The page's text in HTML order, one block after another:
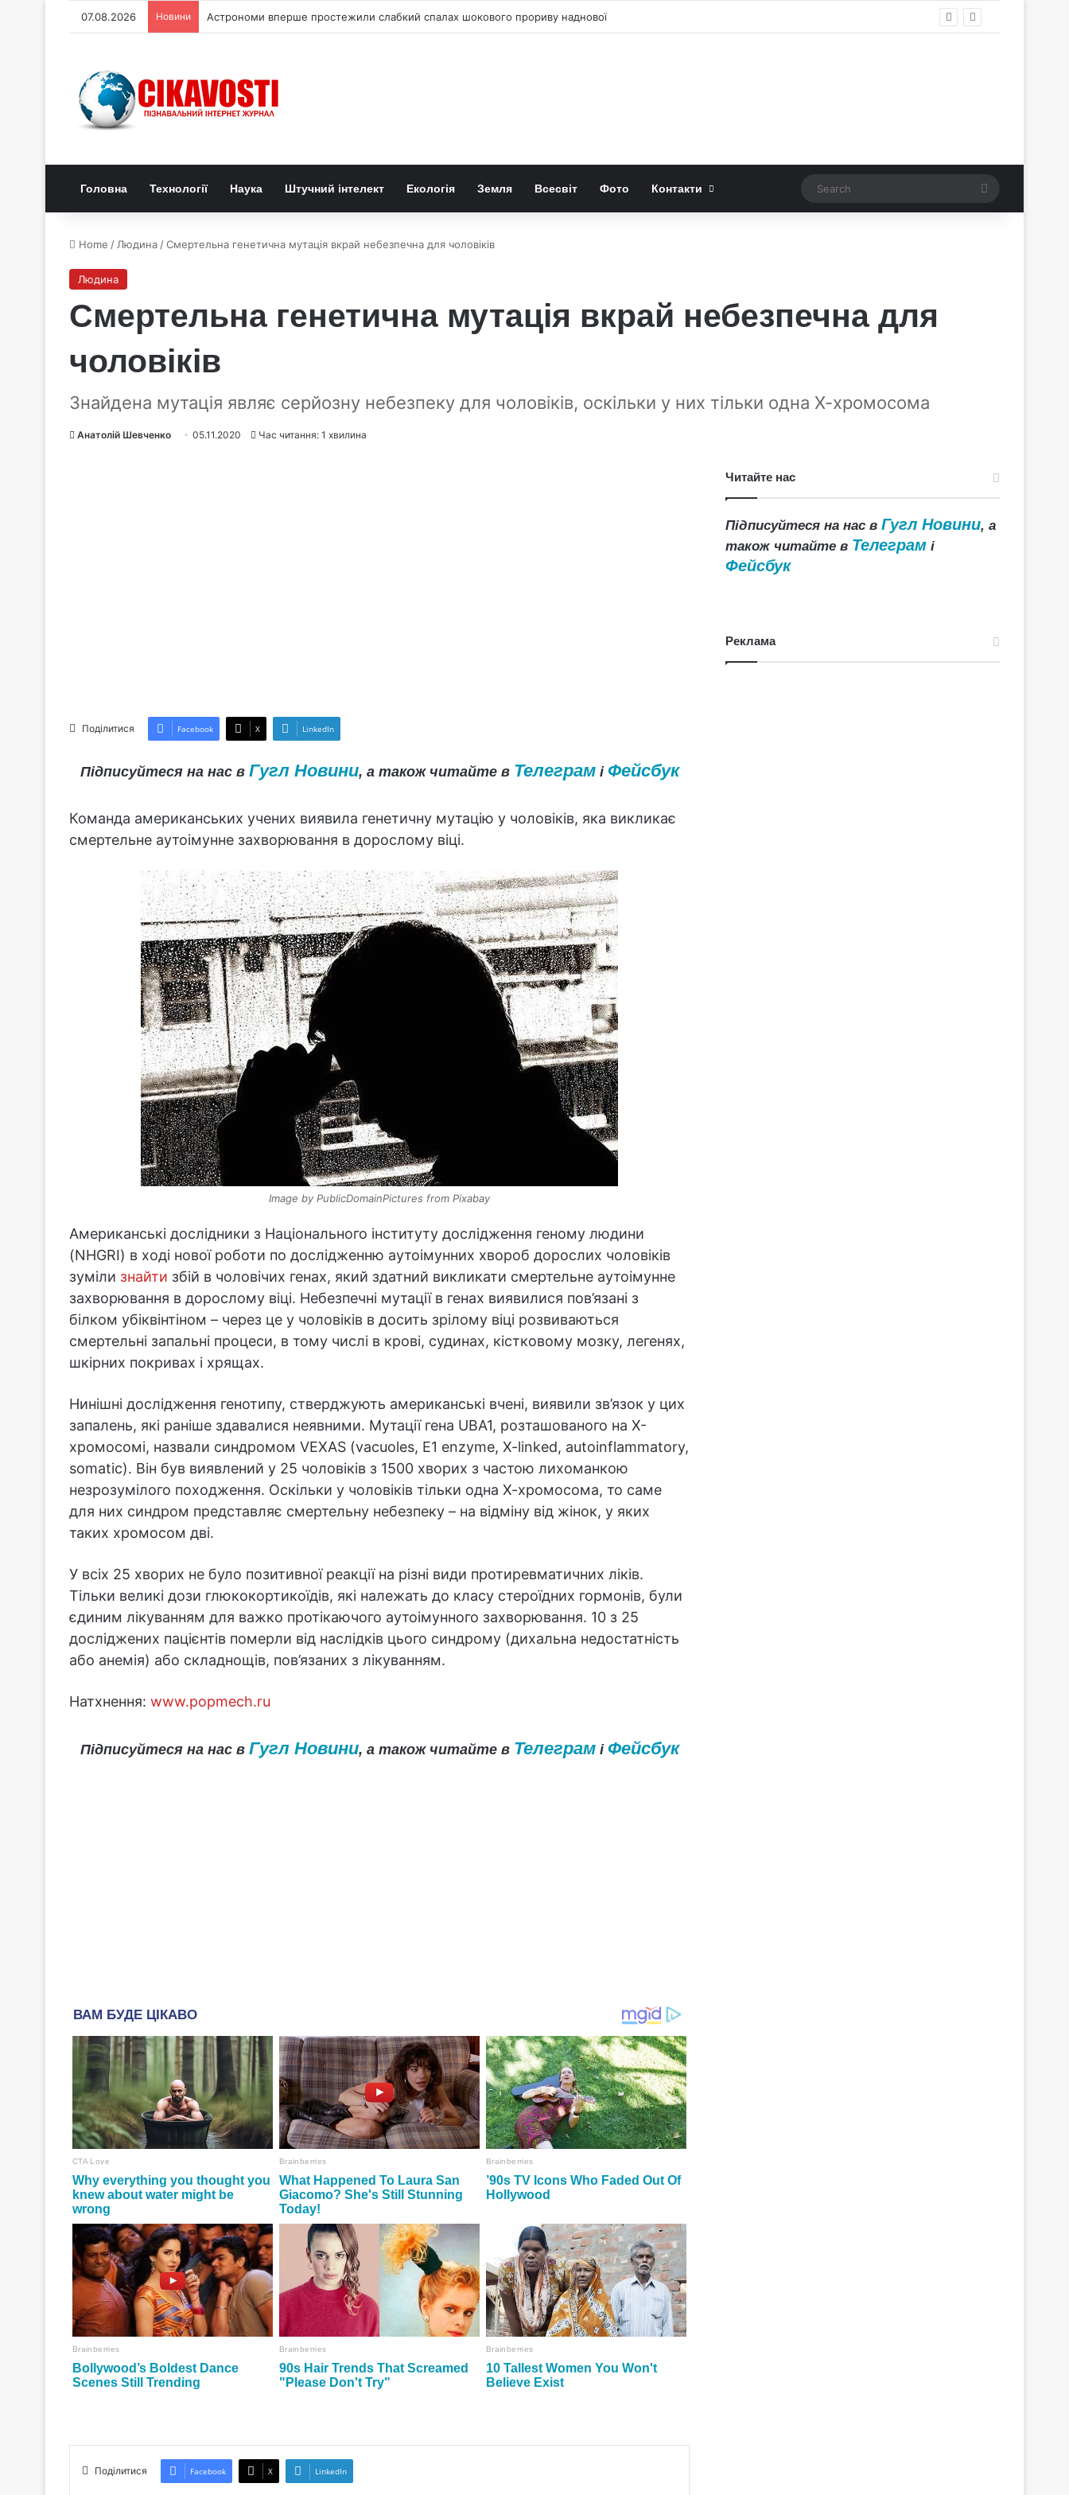
07.08.2026 Новини Астрономи вперше простежили слабкий спалах шокового прориву наднової
Головна Технології Наука Штучний інтелект Екологія Земля Всесвіт Фото Контакти Search
Home / Людина /Смертельна генетична мутація вкрай небезпечна для чоловіків
Людина
Смертельна генетична мутація вкрай небезпечна для
чоловіків
Знайдена мутація являє серйозну небезпеку для чоловіків, оскільки у них тільки одна Х-хромосома
Анатолій Шевченко 05.11.2020 Час читання: 1 хвилина
Поділитися Facebook X LinkedIn
Підписуйтеся на нас в Гугл Новини, а також читайте в Телеграмі Фейсбук
Команда американських учених виявила генетичну мутацію у чоловіків, яка викликає
смертельне аутоімунне захворювання в дорослому віці.
Image by PublicDomainPictures from Pixabay
Американські дослідники з Національного інституту дослідження геному людини
(NHGRI) в ході нової роботи по дослідженню аутоімунних хвороб дорослих чоловіків
зуміли знайти збій в чоловічих генах, який здатний викликати смертельне аутоімунне
захворювання в дорослому віці. Небезпечні мутації в генах виявилися пов’язані з
білком убіквінтіном – через це у чоловіків в досить зрілому віці розвиваються
смертельні запальні процеси, в тому числі в крові, судинах, кістковому мозку, легенях,
шкірних покривах і хрящах.
Нинішні дослідження генотипу, стверджують американські вчені, виявили зв’язок у цих
запалень, які раніше здавалися неявними. Мутації гена UBA1, розташованого на Х-
хромосомі, назвали синдромом VEXAS (vacuoles, E1 enzyme, X-linked, autoinflammatory,
somatic). Він був виявлений у 25 чоловіків з 1500 хворих з частою лихоманкою
незрозумілого походження. Оскільки у чоловіків тільки одна Х-хромосома, то саме
для них синдром представляє смертельну небезпеку – на відміну від жінок, у яких
таких хромосом дві.
У всіх 25 хворих не було позитивної реакції на різні види протиревматичних ліків.
Тільки великі дози глюкокортикоїдів, які належать до класу стероїдних гормонів, були
єдиним лікуванням для важко протікаючого аутоімунного захворювання. 10 з 25
досліджених пацієнтів померли від наслідків цього синдрому (дихальна недостатність
або анемія) або складнощів, пов’язаних з лікуванням.
Натхнення: www.popmech.ru
Підписуйтеся на нас в Гугл Новини, а також читайте в Телеграмі Фейсбук
Поділитися Facebook X LinkedIn
Читайте нас
Підписуйтеся на нас вГугл Новини, а
також читайте в Телеграм і
Фейсбук
Реклама